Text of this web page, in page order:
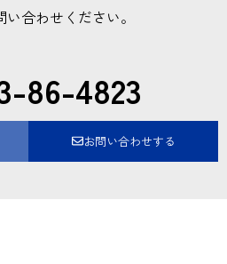
合わせください。
86-4823
お問い合わせする